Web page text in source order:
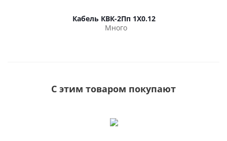
Кабель КВК-2Пп 1Х0.12
Много
С этим товаром покупают